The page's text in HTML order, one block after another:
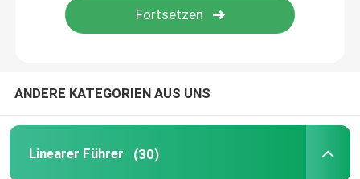
Kugelumlaufspindel-Enden-Unterstützung
Linearbewegungsführung
ANDERE KATEGORIEN AUS UNS
Linearer Führer (30)